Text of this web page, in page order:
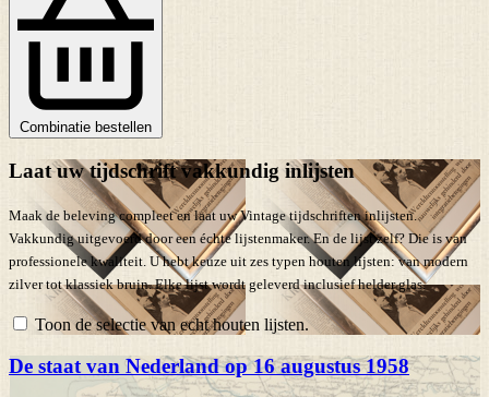
Combinatie bestellen
Laat uw tijdschrift vakkundig inlijsten
Maak de beleving compleet en laat uw Vintage tijdschriften inlijsten.
Vakkundig uitgevoerd door een échte lijstenmaker. En de lijst zelf? Die is van
professionele kwaliteit. U hebt keuze uit zes typen houten lijsten: van modern
zilver tot klassiek bruin. Elke lijst wordt geleverd inclusief helder glas.
Toon de selectie van echt houten lijsten.
De staat van Nederland op 16 augustus 1958